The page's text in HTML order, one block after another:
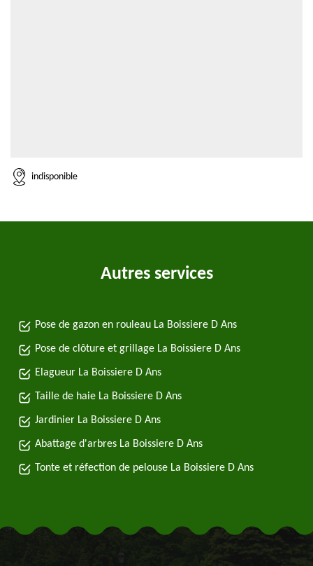
indisponible
Autres services
Pose de gazon en rouleau La Boissiere D Ans
Pose de clôture et grillage La Boissiere D Ans
Elagueur La Boissiere D Ans
Taille de haie La Boissiere D Ans
Jardinier La Boissiere D Ans
Abattage d'arbres La Boissiere D Ans
Tonte et réfection de pelouse La Boissiere D Ans